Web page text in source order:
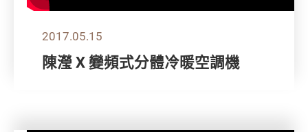
2017.05.15
陳瀅 X 變頻式分體冷暖空調機